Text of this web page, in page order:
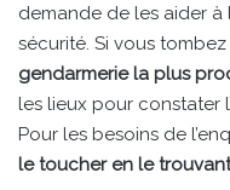
demande de les aider
sécurité. Si vous
gendarmerie la plus
les lieux pour constater
Pour les besoins de
le toucher en le trouvant